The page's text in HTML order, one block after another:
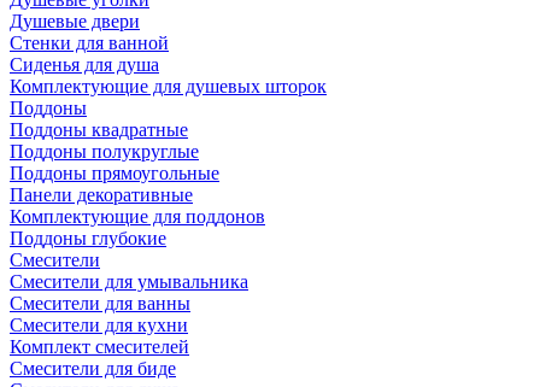
Душевые двери
Стенки для ванной
Сиденья для душа
Комплектующие для душевых шторок
Поддоны
Поддоны квадратные
Поддоны полукруглые
Поддоны прямоугольные
Панели декоративные
Комплектующие для поддонов
Поддоны глубокие
Смесители
Смесители для умывальника
Смесители для ванны
Смесители для кухни
Комплект смесителей
Смесители для биде